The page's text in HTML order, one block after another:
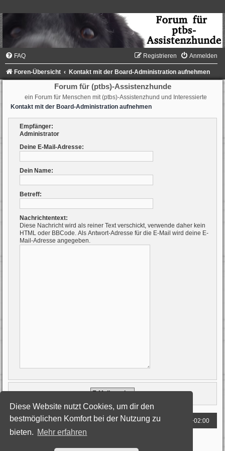
Diese Website nutzt Cookies, um dir den
bestmöglichen Komfort bei der Nutzung zu
bieten. Mehr erfahren
FAQ Anmelden
Registrieren
Foren-Übersicht Kontakt mit der Board-Administration aufnehmen
Forum für (ptbs)-Assistenzhunde
ein Forum für Menschen mit (ptbs)-Assistenzhund und Interessierte
Kontakt mit der Board-Administration aufnehmen
Empfänger:
Administrator
Deine E-Mail-Adresse:
Dein Name:
Betreff:
Nachrichtentext:
Diese Nachricht wird als reiner Text verschickt, verwende daher kein
HTML oder BBCode. Als Antwort-Adresse für die E-Mail wird deine E-
Mail-Adresse angegeben.
Foren-Übersicht Alle Zeiten sind UTC+02:00
Deutsche Übersetzung durchphpBB.de